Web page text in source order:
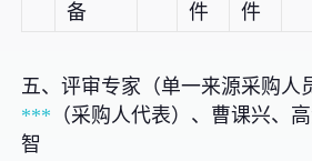
备
件
件
五、评审专家（单一来源采购人
*** （采购人代表）、曹课兴、
智